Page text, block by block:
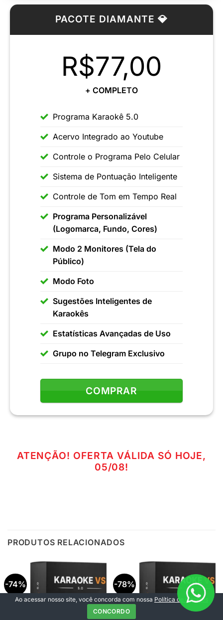
PACOTE DIAMANTE 💎
R$77,00
+ COMPLETO
Programa Karaokê 5.0
Acervo Integrado ao Youtube
Controle o Programa Pelo Celular
Sistema de Pontuação Inteligente
Controle de Tom em Tempo Real
Programa Personalizável
(Logomarca, Fundo, Cores)
Modo 2 Monitores (Tela do
Público)
Modo Foto
Sugestões Inteligentes de
Karaokês
Estatísticas Avançadas de Uso
Grupo no Telegram Exclusivo
COMPRAR
ATENÇÃO! OFERTA VÁLIDA SÓ HOJE,
05/08!
PRODUTOS RELACIONADOS
-74% -78%
Ao acessar nosso site, você concorda com nossa Política de Cookies
CONCORDO